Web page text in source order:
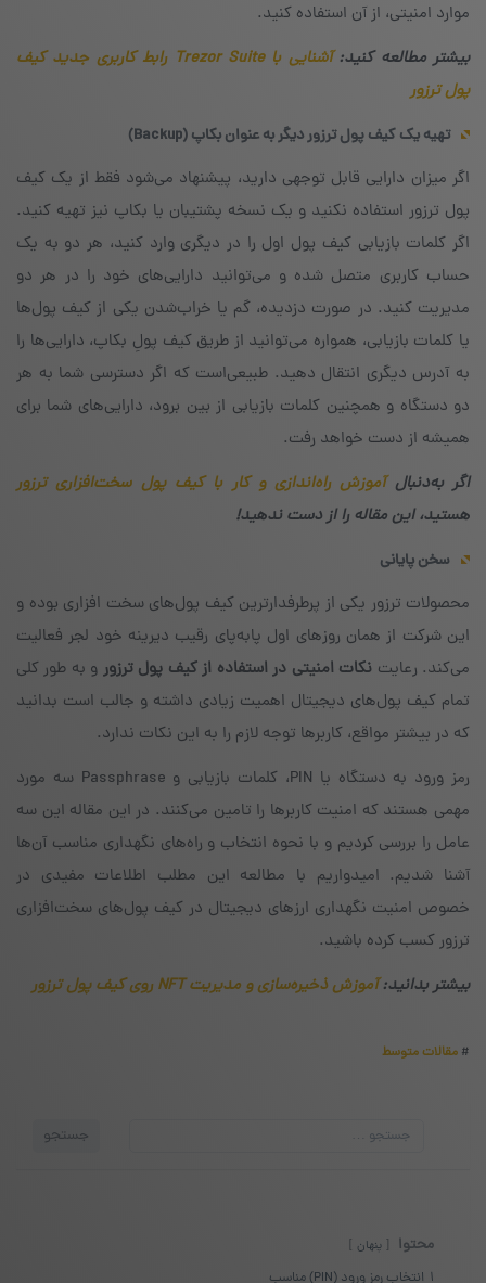
موارد امنیتی، از آن استفاده کنید.
بیشتر مطالعه کنید:
آشنایی با Trezor Suite رابط کاربری جدید کیف
پول ترزور
تهیه یک کیف پول ترزور دیگر به عنوان بکاپ (Backup)
اگر میزان دارایی قابل توجهی دارید، پیشنهاد می‌شود فقط از یک کیف
پول ترزور استفاده نکنید و یک نسخه‌ پشتیبان یا بکاپ نیز تهیه کنید.
اگر کلمات بازیابی کیف پول اول را در دیگری وارد کنید، هر دو به یک
حساب کاربری متصل شده و می‌توانید دارایی‌های خود را در هر دو
مدیریت کنید. در صورت دزدیده، گم یا خراب‌شدن یکی از کیف پول‌ها
یا کلمات بازیابی، همواره می‌توانید از طریق کیف پولِ بکاپ، دارایی‌ها را
به آدرس دیگری انتقال دهید. طبیعی‌است که اگر دسترسی شما به هر
دو دستگاه و همچنین کلمات بازیابی از بین برود،‌ دارایی‌های شما برای
همیشه از دست خواهد رفت.
اگر به‌دنبال آموزش راه‌اندازی و کار با کیف پول سخت‌افزاری ترزور
هستید، این مقاله را از دست ندهید!
سخنپایانی
محصولات ترزور یکی از پرطرفدار‌ترین کیف پول‌های سخت افزاری بوده و
این شرکت از همان روزهای اول پابه‌پای رقیب دیرینه‌ خود لجر فعالیت
می‌کند. رعایت نکات امنیتی در استفاده از کیف پول ترزور و به طور کلی
تمام کیف پول‌های دیجیتال اهمیت زیادی داشته و جالب است بدانید
که در بیشتر مواقع، کاربرها توجه لازم را به این نکات ندارد.
رمز ورود به دستگاه یا PIN،‌ کلمات بازیابی و Passphrase‌ سه مورد
مهمی هستند که امنیت کاربرها را تامین می‌کنند. در این مقاله این سه
عامل را بررسی کردیم و با نحوه‌ انتخاب و راه‌های نگهداری مناسب آن‌ها
آشنا شدیم. امیدواریم با مطالعه این مطلب اطلاعات مفیدی در
خصوص امنیت نگهداری ارزهای دیجیتال در کیف پول‌های سخت‌افزاری
ترزور کسب کرده باشید.
بیشتر بدانید:آموزش ذخیره‌سازی و مدیریت NFT روی کیف پول ترزور
# مقالات متوسط
جستجو
محتوا پنهان
1 انتخاب رمز ورود (PIN) مناسب